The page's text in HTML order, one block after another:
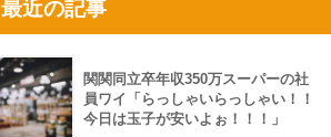
最近の記事
関関同立卒年収350万スーパーの社
員ワイ「らっしゃいらっしゃい！！
今日は玉子が安いよぉ！！！」